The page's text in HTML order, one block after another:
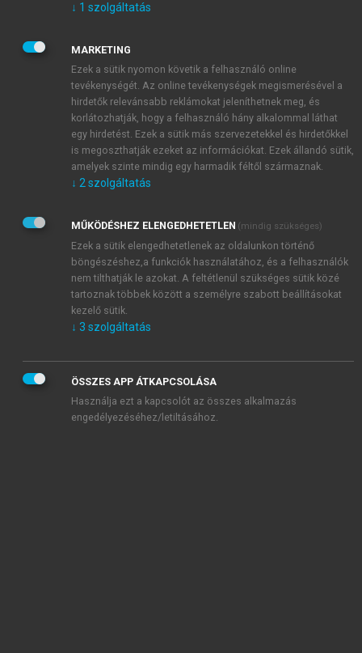
JELSZÓ
JELSZÓ ÚJRA
Kérek értesítést a MeRSZ újdonságairól, akcióiról.
Kérek értesítést az Akadémiai Kiadó Zrt. újdonságairól,
Adatkezelési tájékoztatóbanfoglaltakat tudomásul
veszem és elfogadom.
Általános vásárlási feltételeket, valamint a szotar.netés a
mersz.huoldalak licencszerződéseiben foglaltakat
tudomásul veszem és elfogadom.
KIPRÓBÁLOM
↓ 1 szolgáltatás
MARKETING
Ezek a sütik nyomon követik a felhasználó online
tevékenységét. Az online tevékenységek megismerésével a
hirdetők relevánsabb reklámokat jeleníthetnek meg, és
korlátozhatják, hogy a felhasználó hány alkalommal láthat
egy hirdetést. Ezek a sütik más szervezetekkel és hirdetőkkel
is megoszthatják ezeket az információkat. Ezek állandó sütik,
amelyek szinte mindig egy harmadik féltől származnak.
↓ 2 szolgáltatás
MŰKÖDÉSHEZ ELENGEDHETETLEN (mindig szükséges)
Ezek a sütik elengedhetetlenek az oldalunkon történő
böngészéshez,a funkciók használatához, és a felhasználók
nem tilthatják le azokat. A feltétlenül szükséges sütik közé
tartoznak többek között a személyre szabott beállításokat
kezelő sütik.
↓ 3 szolgáltatás
ÖSSZES APP ÁTKAPCSOLÁSA
Használja ezt a kapcsolót az összes alkalmazás
engedélyezéséhez/letiltásához.